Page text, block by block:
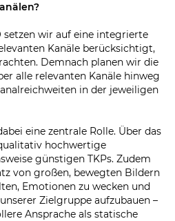
setzen wir auf eine integrierte
Kanäle berücksichtigt,
Demnach planen wir die
alle relevanten Kanäle hinweg
in der jeweiligen
eine zentrale Rolle. Über das
hochwertige
günstigen TKPs. Zudem
von großen, bewegten Bildern
Emotionen zu wecken und
Zielgruppe aufzubauen –
Ansprache als statische